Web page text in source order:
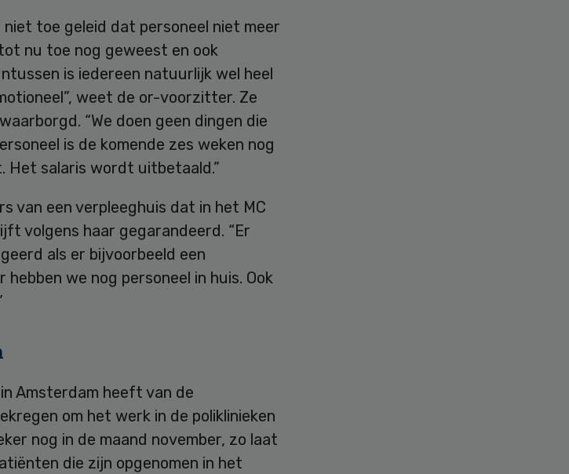
toe geleid dat personeel niet meer
nu toe nog geweest en ook
is iedereen natuurlijk wel heel
weet de or-voorzitter. Ze
“We doen geen dingen die
is de komende zes weken nog
Het salaris wordt uitbetaald.”
van een verpleeghuis dat in het MC
volgens haar gegarandeerd. “Er
als er bijvoorbeeld een
we nog personeel in huis. Ook
Amsterdam heeft van de
om het werk in de poliklinieken
nog in de maand november, zo laat
die zijn opgenomen in het